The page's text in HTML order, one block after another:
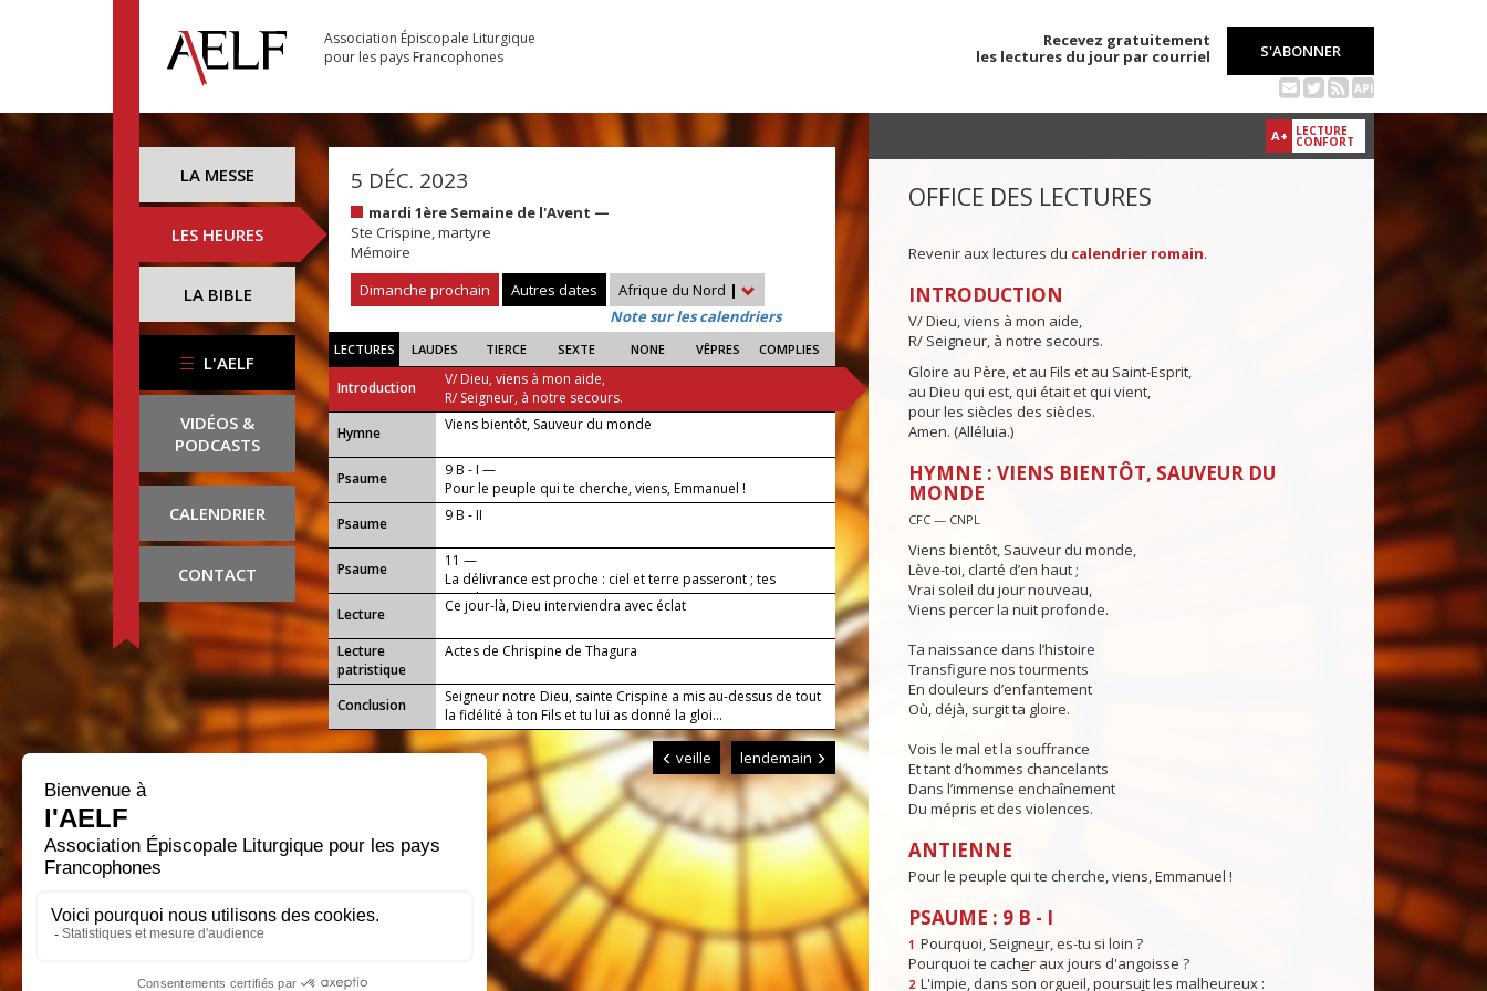
Association Épiscopale Liturgique
pour les pays Francophones
Recevez gratuitement
les lectures du jour par courriel
S'ABONNER
API
LA MESSE
LES HEURES
LA BIBLE
L'AELF
VIDÉOS &
PODCASTS
CALENDRIER
CONTACT
5 DÉC. 2023
mardi 1ère Semaine de l'Avent —
Ste Crispine, martyre
Mémoire
Dimanche prochain
Autres dates Afrique du Nord |
Note sur les calendriers
LECTURES LAUDES TIERCE SEXTE NONE VÊPRES COMPLIES
Introduction
V/ Dieu, viens à mon aide,
R/ Seigneur, à notre secours.
...
Hymne Viens bientôt, Sauveur du monde
Psaume
9 B - I —
Pour le peuple qui te cherche, viens, Emmanuel !
Psaume
9 B - II
Psaume
11 —
La délivrance est proche : ciel et terre passeront ; tes
paroles, Seigneur, ne passeront pas.
Lecture
Ce jour-là, Dieu interviendra avec éclat
Lecture
patristique
Actes de Chrispine de Thagura
Conclusion
Seigneur notre Dieu, sainte Crispine a mis au-dessus de tout
la fidélité à ton Fils et tu lui as donné la gloi...
veille lendemain
A+ LECTURE
CONFORT
OFFICE DES LECTURES
Revenir aux lectures du calendrier romain.
INTRODUCTION
V/ Dieu, viens à mon aide,
R/ Seigneur, à notre secours.
Gloire au Père, et au Fils et au Saint-Esprit,
au Dieu qui est, qui était et qui vient,
pour les siècles des siècles.
Amen. (Alléluia.)
HYMNE : VIENS BIENTÔT, SAUVEUR DU
MONDE
CFC — CNPL
Viens bientôt, Sauveur du monde,
Lève-toi, clarté d’en haut ;
Vrai soleil du jour nouveau,
Viens percer la nuit profonde.
Ta naissance dans l’histoire
Transfigure nos tourments
En douleurs d’enfantement
Où, déjà, surgit ta gloire.
Vois le mal et la souffrance
Et tant d’hommes chancelants
Dans l’immense enchaînement
Du mépris et des violences.
ANTIENNE
Pour le peuple qui te cherche, viens, Emmanuel !
PSAUME : 9 B - I
1 Pourquoi, Seigneur, es-tu si loin ?
Pourquoi te cacher aux jours d'angoisse ?
2 L'impie, dans son orgueil, poursuit les malheureux :